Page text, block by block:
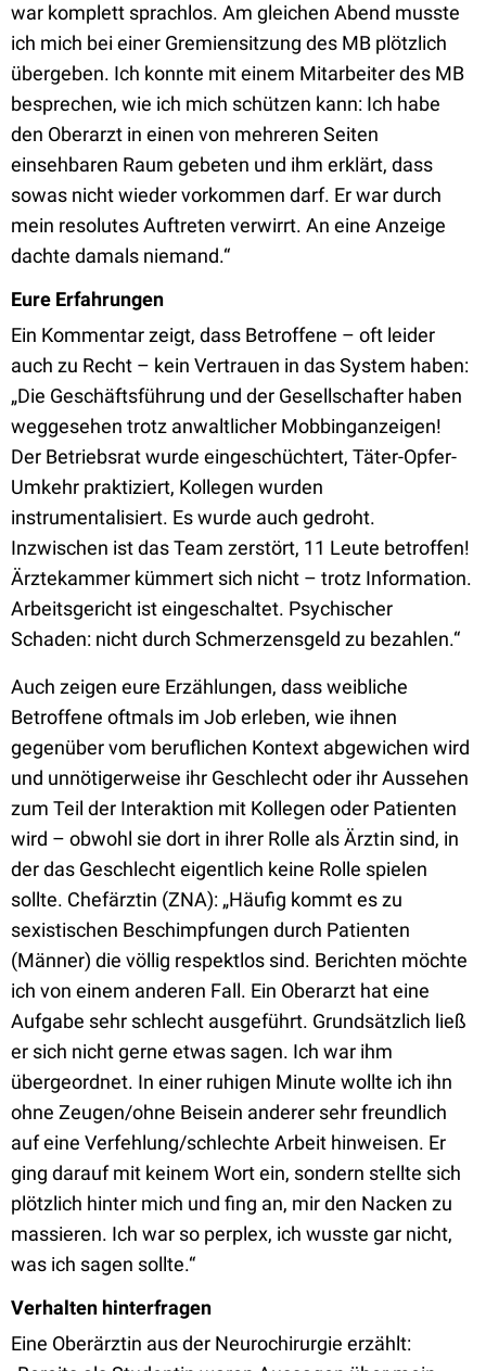
war komplett sprachlos. Am gleichen Abend musste
ich mich bei einer Gremiensitzung des MB plötzlich
übergeben. Ich konnte mit einem Mitarbeiter des MB
besprechen, wie ich mich schützen kann: Ich habe
den Oberarzt in einen von mehreren Seiten
einsehbaren Raum gebeten und ihm erklärt, dass
sowas nicht wieder vorkommen darf. Er war durch
mein resolutes Auftreten verwirrt. An eine Anzeige
dachte damals niemand.“
Eure Erfahrungen
Ein Kommentar zeigt, dass Betroffene – oft leider
auch zu Recht – kein Vertrauen in das System haben:
„Die Geschäftsführung und der Gesellschafter haben
weggesehen trotz anwaltlicher Mobbinganzeigen!
Der Betriebsrat wurde eingeschüchtert, Täter-Opfer-
Umkehr praktiziert, Kollegen wurden
instrumentalisiert. Es wurde auch gedroht.
Inzwischen ist das Team zerstört, 11 Leute betroffen!
Ärztekammer kümmert sich nicht – trotz Information.
Arbeitsgericht ist eingeschaltet. Psychischer
Schaden: nicht durch Schmerzensgeld zu bezahlen.“
Auch zeigen eure Erzählungen, dass weibliche
Betroffene oftmals im Job erleben, wie ihnen
gegenüber vom beruflichen Kontext abgewichen wird
und unnötigerweise ihr Geschlecht oder ihr Aussehen
zum Teil der Interaktion mit Kollegen oder Patienten
wird – obwohl sie dort in ihrer Rolle als Ärztin sind, in
der das Geschlecht eigentlich keine Rolle spielen
sollte. Chefärztin (ZNA): „Häufig kommt es zu
sexistischen Beschimpfungen durch Patienten
(Männer) die völlig respektlos sind. Berichten möchte
ich von einem anderen Fall. Ein Oberarzt hat eine
Aufgabe sehr schlecht ausgeführt. Grundsätzlich ließ
er sich nicht gerne etwas sagen. Ich war ihm
übergeordnet. In einer ruhigen Minute wollte ich ihn
ohne Zeugen/ohne Beisein anderer sehr freundlich
auf eine Verfehlung/schlechte Arbeit hinweisen. Er
ging darauf mit keinem Wort ein, sondern stellte sich
plötzlich hinter mich und fing an, mir den Nacken zu
massieren. Ich war so perplex, ich wusste gar nicht,
was ich sagen sollte.“
Verhalten hinterfragen
Eine Oberärztin aus der Neurochirurgie erzählt: